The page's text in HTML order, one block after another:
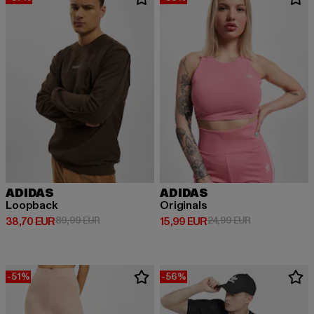
ADIDAS
Loopback
38,70 EUR
Derzeitiger Preis: 38,70 EUR
89,99 EURAktionspreis: 89,99 EUR
ADIDAS
Originals
15,99 EUR
Derzeitiger Preis: 15,99 EUR
24,99 EURAktionspreis:
-51% -56%